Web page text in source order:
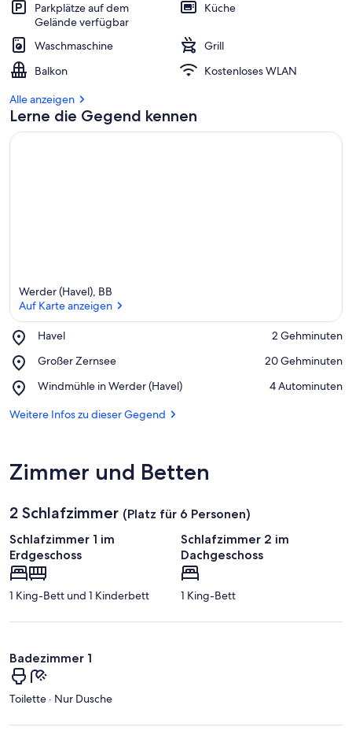
Parkplätze auf dem
Gelände verfügbar
Küche
Waschmaschine
Grill
Balkon
Kostenloses WLAN
Alle anzeigen
Lerne die Gegend kennen
Werder (Havel), BB
Auf Karte anzeigen
Havel
Place,
‪2 Gehminuten‬
Großer Zernsee
Place,
Zernsee
‪20 Gehminuten‬
Windmühle in Werder (Havel)
Place,
in
‪4 Autominuten‬
Weitere Infos zu dieser Gegend
Zimmer und Betten
2 Schlafzimmer (Platz für 6 Personen)
Schlafzimmer 1 im
Erdgeschoss
1 King-Bett und 1 Kinderbett
Schlafzimmer 2 im
Dachgeschoss
1 King-Bett
Badezimmer 1
Toilette · Nur Dusche